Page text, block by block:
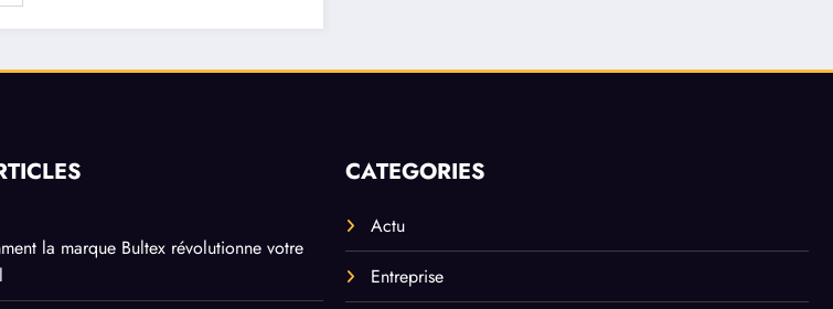
la marque Bultex révolutionne votre
CATEGORIES
Actu
Entreprise